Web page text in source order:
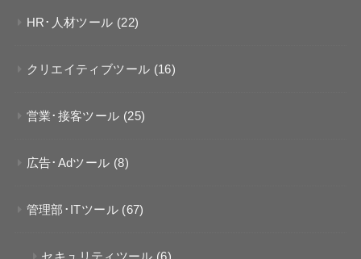
HR･人材ツール (22)
クリエイティブツール (16)
営業･接客ツール (25)
広告･Adツール (8)
管理部･ITツール (67)
セキュリティツール (6)